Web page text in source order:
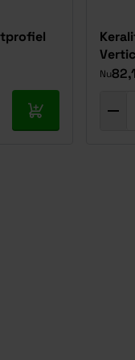
In mijn
Nu